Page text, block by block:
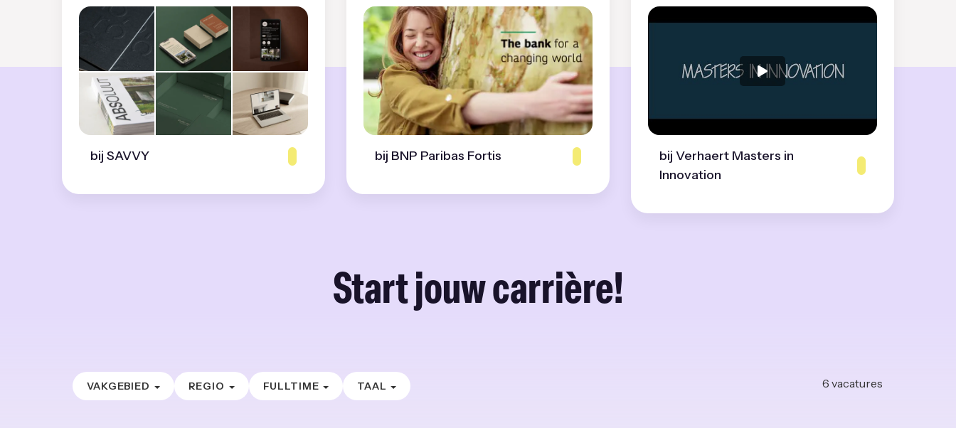
bij SAVVY bij BNP Paribas Fortis
bij Verhaert Masters in
Innovation
Start jouw carrière!
VAKGEBIED REGIO FULLTIME TAAL 6 vacatures